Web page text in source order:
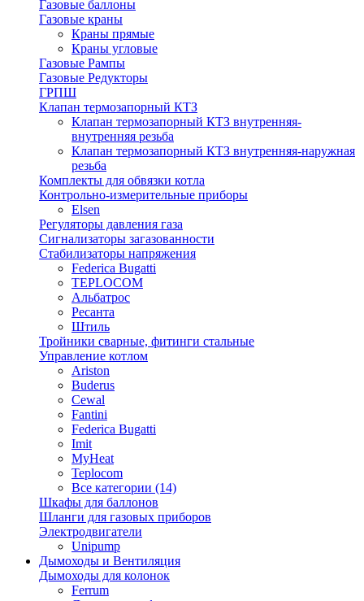
Газовые баллоны
Газовые краны
Краны прямые
Краны угловые
Газовые Рампы
Газовые Редукторы
ГРПШ
Клапан термозапорный КТЗ
Клапан термозапорный КТЗ внутренняя-
внутренняя резьба
Клапан термозапорный КТЗ внутренняя-наружная
резьба
Комплекты для обвязки котла
Контрольно-измерительные приборы
Elsen
Регуляторы давления газа
Сигнализаторы загазованности
Стабилизаторы напряжения
Federica Bugatti
TEPLOCOM
Альбатрос
Ресанта
Штиль
Тройники сварные, фитинги стальные
Управление котлом
Ariston
Buderus
Cewal
Fantini
Federica Bugatti
Imit
MyHeat
Teplocom
Все категории (14)
Шкафы для баллонов
Шланги для газовых приборов
Электродвигатели
Unipump
Дымоходы и Вентиляция
Дымоходы для колонок
Ferrum